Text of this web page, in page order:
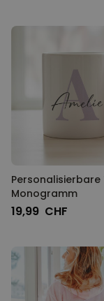
Personalisierbare
Monogramm
19,99 CHF